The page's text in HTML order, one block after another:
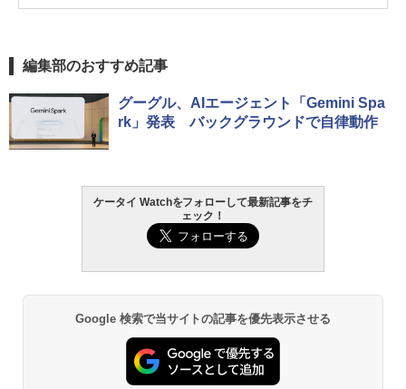
編集部のおすすめ記事
グーグル、AIエージェント「Gemini Spa
rk」発表 バックグラウンドで自律動作
ケータイ Watchをフォローして最新記事をチ
ェック！
Google 検索で当サイトの記事を優先表示させる